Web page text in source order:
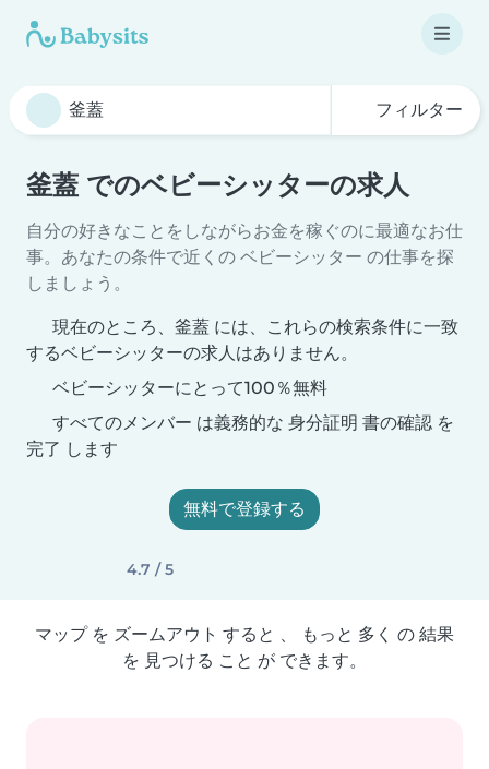
フィルター
釜蓋 でのベビーシッターの求人
自分の好きなことをしながらお金を稼ぐのに最適なお仕
事。あなたの条件で近くの ベビーシッター の仕事を探
しましょう。
現在のところ、釜蓋 には、これらの検索条件に一致
するベビーシッターの求人はありません。
ベビーシッターにとって100％無料
すべてのメンバー は義務的な 身分証明 書の確認 を
完了 します
無料で登録する
4.7 / 5
マップ を ズームアウト すると 、 もっと 多く の 結果
を 見つける こと が できます。